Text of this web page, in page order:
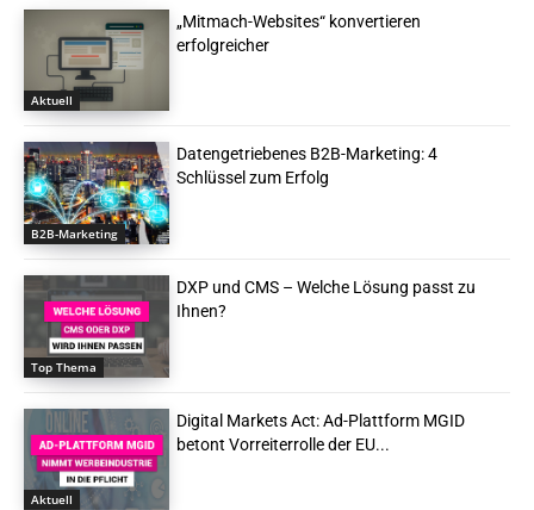
Aktuell
„Mitmach-Websites“ konvertieren
erfolgreicher
B2B-Marketing
Datengetriebenes B2B-Marketing: 4
Schlüssel zum Erfolg
Top Thema
DXP und CMS – Welche Lösung passt zu
Ihnen?
Aktuell
Digital Markets Act: Ad-Plattform MGID
betont Vorreiterrolle der EU...